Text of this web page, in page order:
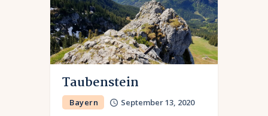
Taubenstein
Bayern September 13, 2020